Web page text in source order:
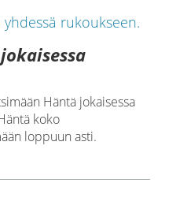
Häntä jokaisessa
koko
loppuun asti.